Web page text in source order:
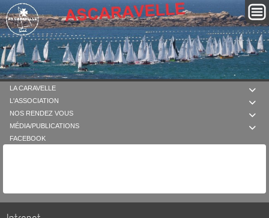

LA CARAVELLE

L'ASSOCIATION

NOS RENDEZ VOUS

MÉDIA/PUBLICATIONS
FACEBOOK